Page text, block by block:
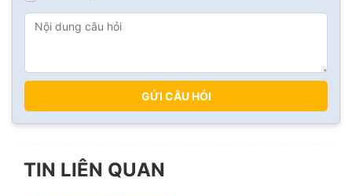
GỬI CÂU HỎI
TIN LIÊN QUAN